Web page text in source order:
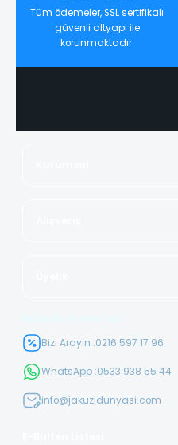
Tüm ödemeler, SSL sertifikalı
güvenli altyapı ile
korunmaktadır.
Bizi Arayın :0216 597 17 96
WhatsApp :0533 938 55 44
info@jakuzidunyasi.com